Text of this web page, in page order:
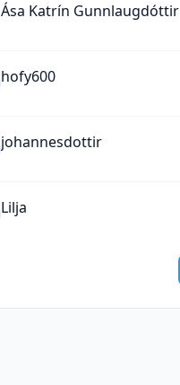
Ása Katrín Gunnlaugdóttir
hofy600
johannesdottir
Lilja